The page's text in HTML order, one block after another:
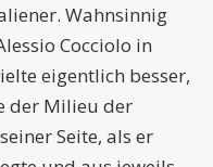
Wahnsinnig
Cocciolo in
eigentlich besser,
der Milieu der
Seite, als er